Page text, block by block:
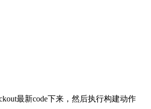
最新code下来，然后执行构建动作